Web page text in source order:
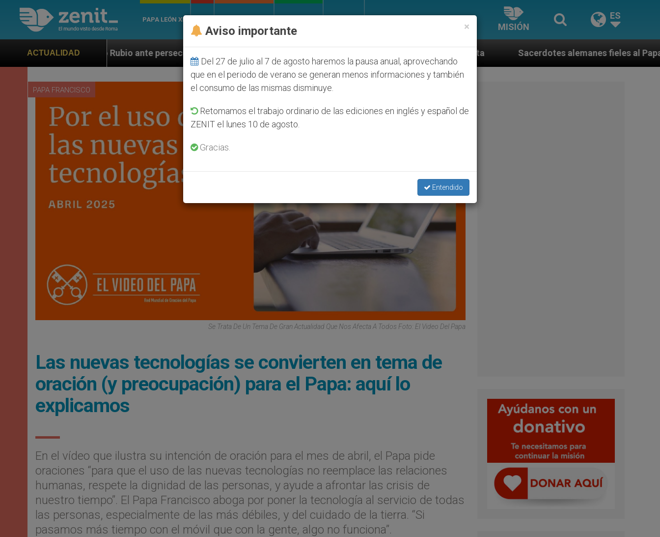
PAPA LEÓN XIV
MISIÓN
ES
ACTUALIDAD
ante persecución de colonos judíos que afecta a cristianos (y no sólo) en Tierra Santa Sacerdotes alemanes fieles al Papa contestan a su propio
PAPA FRANCISCO
Se Trata De Un Tema De Gran Actualidad Que Nos Afecta A Todos Foto: El Video Del Papa
Las nuevas tecnologías se convierten en tema de
oración (y preocupación) para el Papa: aquí lo
explicamos
En el vídeo que ilustra su intención de oración para el mes de abril, el Papa pide
oraciones “para que el uso de las nuevas tecnologías no reemplace las relaciones
humanas, respete la dignidad de las personas, y ayude a afrontar las crisis de
nuestro tiempo”. El Papa Francisco aboga por poner la tecnología al servicio de todas
las personas, especialmente de las más débiles, y del cuidado de la tierra. “Si
pasamos más tiempo con el móvil que con la gente, algo no funciona”.
×
Aviso importante
Del 27 de julio al 7 de agosto haremos la pausa anual, aprovechando
que en el periodo de verano se generan menos informaciones y también
el consumo de las mismas disminuye.
Retomamos el trabajo ordinario de las ediciones en inglés y español de
ZENIT el lunes 10 de agosto.
Gracias.
Entendido